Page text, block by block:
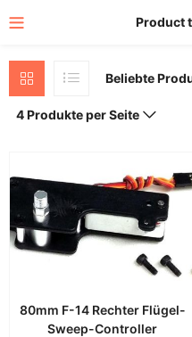
Product
Beliebte
4 Produkte per Seite
80mm F-14 Rechter Flügel-
Sweep-Controller